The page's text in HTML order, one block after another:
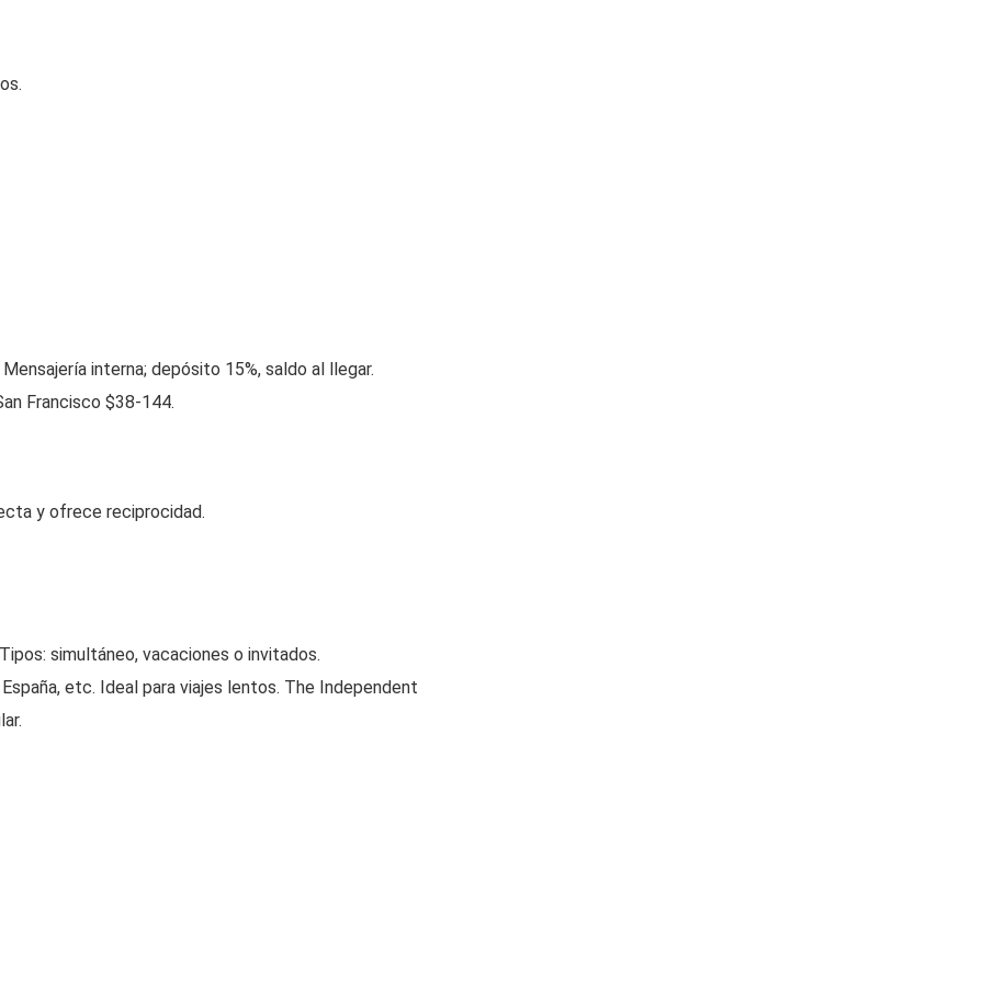
interna; depósito 15%, saldo al llegar.
Francisco $38-144.
y ofrece reciprocidad.
simultáneo, vacaciones o invitados.
etc. Ideal para viajes lentos. The Independent